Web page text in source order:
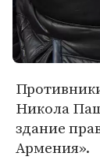
Никола
здание
Армения».